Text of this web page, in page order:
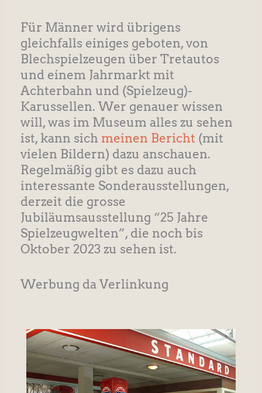
Für Männer wird übrigens
gleichfalls einiges geboten, von
Blechspielzeugen über Tretautos
und einem Jahrmarkt mit
Achterbahn und (Spielzeug)-
Karussellen. Wer genauer wissen
will, was im Museum alles zu sehen
ist, kann sich meinen Bericht (mit
vielen Bildern) dazu anschauen.
Regelmäßig gibt es dazu auch
interessante Sonderausstellungen,
derzeit die grosse
Jubiläumsausstellung “25 Jahre
Spielzeugwelten”, die noch bis
Oktober 2023 zu sehen ist.
Werbung da Verlinkung